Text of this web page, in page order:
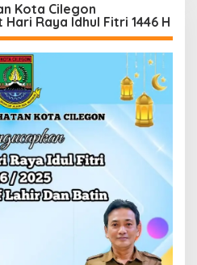
Kota Cilegon
Raya Idhul Fitri 1446 H